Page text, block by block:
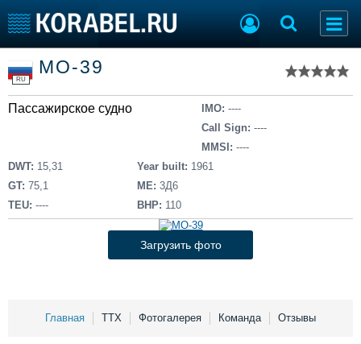
Тип судна
Добавить судно
Добавить проект
Последние 100
Пульс
Новости
Компании
Репутация
Торговая площадка
Доска объявлений
Продажа флота
Оборудование
Изделия
Материалы
Услуги
RU
МО-39
Пассажирское судно IMO: ----
Call Sign: ----
MMSI: ----
DWT: 15,31
GT: 75,1
TEU: ----
Year built: 1961
ME: 3Д6
BHP: 110
Загрузить фото
Главная ТТХ Фотогалерея Команда Отзывы